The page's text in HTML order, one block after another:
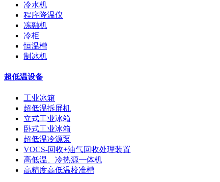
冷水机
程序降温仪
冻融机
冷柜
恒温槽
制冰机
超低温设备
工业冰箱
超低温拆屏机
立式工业冰箱
卧式工业冰箱
超低温冷源泵
VOCS-回收+油气回收处理装置
高低温、冷热源一体机
高精度高低温校准槽